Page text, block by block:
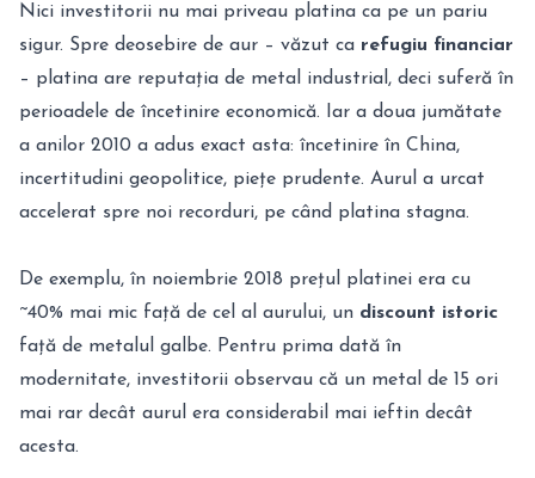
Nici investitorii nu mai priveau platina ca pe un pariu
sigur. Spre deosebire de aur – văzut ca refugiu financiar
– platina are reputația de metal industrial, deci suferă în
perioadele de încetinire economică. Iar a doua jumătate
a anilor 2010 a adus exact asta: încetinire în China,
incertitudini geopolitice, piețe prudente. Aurul a urcat
accelerat spre noi recorduri, pe când platina stagna.
De exemplu, în noiembrie 2018 prețul platinei era cu
~40% mai mic față de cel al aurului, un discount istoric
față de metalul galbe. Pentru prima dată în
modernitate, investitorii observau că un metal de 15 ori
mai rar decât aurul era considerabil mai ieftin decât
acesta.